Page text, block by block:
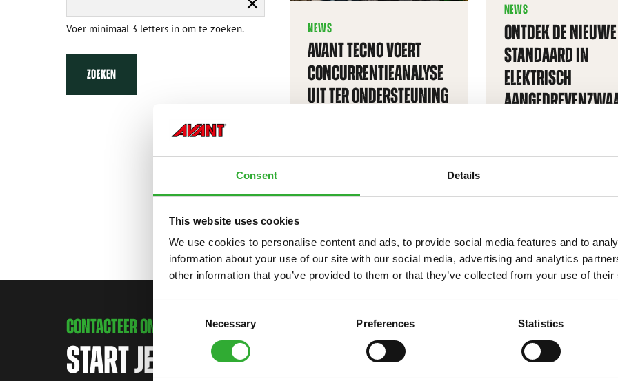
Consent Details
This website uses cookies
We use cookies to personalise content and ads, to provide social media features and to
information about your use of our site with our social media, advertising and analytics
other information that you’ve provided to them or that they’ve collected from your use of
Selection
Necessary Preferences Statistics
Zoekopdracht
wissen
Voer minimaal 3 letters in om te zoeken.
ZOEKEN
NEWS
AVANT TECNO VOERT
CONCURRENTIEANALYSE
UIT TER ONDERSTEUNING
NEWS
ONTDEK DE NIEUWE
STANDAARD IN
ELEKTRISCH
CONTACTEER ONS
START JE AVONTUUR MET AVANT